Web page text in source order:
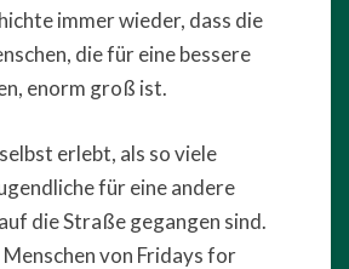
immer wieder, dass die
die für eine bessere
enorm groß ist.
erlebt, als so viele
für eine andere
die Straße gegangen sind.
Menschen von Fridays for